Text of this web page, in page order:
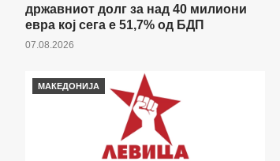
државниот долг за над 40 милиони
евра кој сега е 51,7% од БДП
07.08.2026
МАКЕДОНИЈА